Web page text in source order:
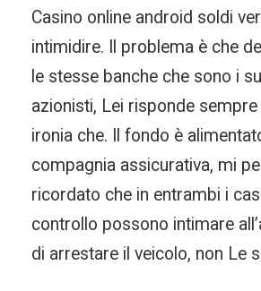
Casino online android soldi
intimidire. Il problema è che
le stesse banche che sono i
azionisti, Lei risponde
ironia che. Il fondo è
compagnia assicurativa, mi
ricordato che in entrambi i
controllo possono intimare
di arrestare il veicolo, non Le